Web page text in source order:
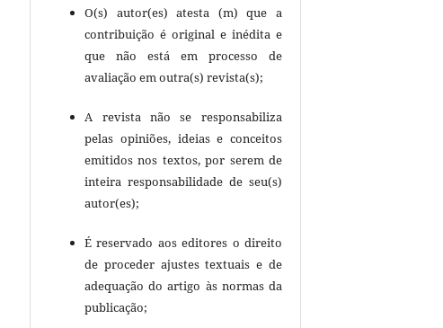
O(s) autor(es) atesta (m) que a
contribuição é original e inédita e
que não está em processo de
avaliação em outra(s) revista(s);
A revista não se responsabiliza
pelas opiniões, ideias e conceitos
emitidos nos textos, por serem de
inteira responsabilidade de seu(s)
autor(es);
É reservado aos editores o direito
de proceder ajustes textuais e de
adequação do artigo às normas da
publicação;